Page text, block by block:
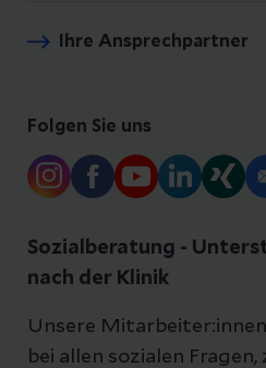
Ihre Ansprechpartner
Folgen Sie uns
Sozialberatung -
nach der Klinik
Unsere
bei allen sozialen